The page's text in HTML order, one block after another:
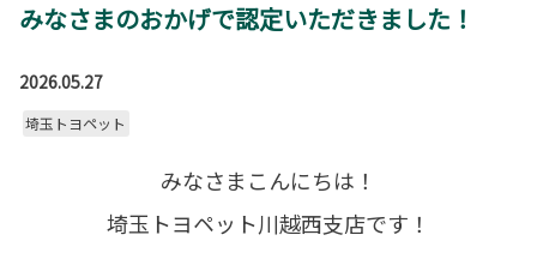
みなさまのおかげで認定いただきました！
2026.05.27
埼玉トヨペット
みなさまこんにちは！
埼玉トヨペット川越西支店です！